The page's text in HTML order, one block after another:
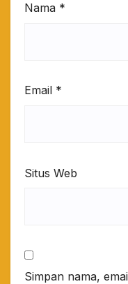
Nama *
Email *
Situs Web
Simpan nama,